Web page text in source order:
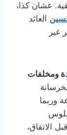
عشان كذا،
العائد
غير
ومخلفات
وربما
الاتفاق،